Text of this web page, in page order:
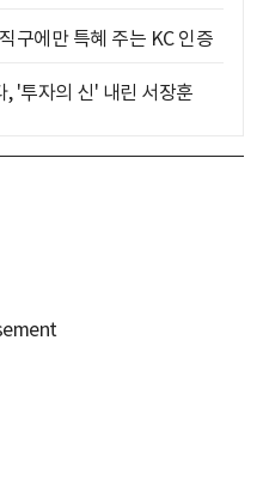
구에만 특혜 주는 KC 인증
'투자의 신' 내린 서장훈